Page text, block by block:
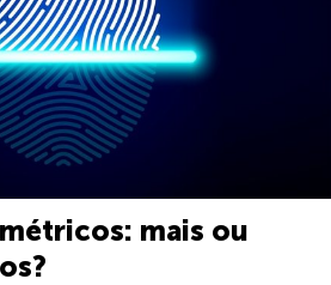
mais ou